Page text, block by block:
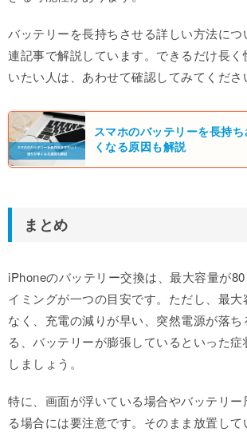
バッテリーを長持ちさせる詳しい方法につ
連記事で解説しています。できるだけ長く
いたい人は、あわせて確認してみてくださ
スマホのバッテリーを長持
くなる原因も解説
まとめ
iPhoneのバッテリー交換は、最大容量が
イミングが一つの目安です。ただし、最
なく、充電の減りが早い、突然電源が落
る、バッテリーが膨張しているといった
しましょう。
特に、画面が浮いている場合やバッテリー
る場合には要注意です。そのまま放置し